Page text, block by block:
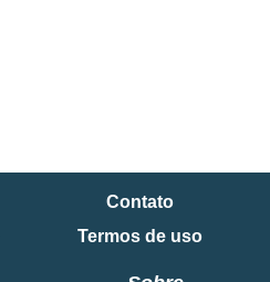
Contato
Termos de uso